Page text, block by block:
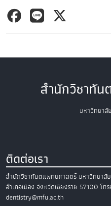
สำนักวิชาทั
มหาวิทยา
ติดต่อเรา
สำนักวิชาทันตแพทยศาสตร์ มหาวิทยาลั
อำเภอเมือง จังหวัดเชียงราย 57100 โท
dentistry@mfu.ac.th